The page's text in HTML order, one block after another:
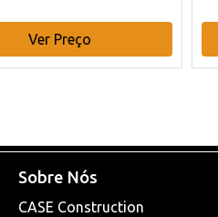
Ver Preço
Sobre Nós
CASE Construction